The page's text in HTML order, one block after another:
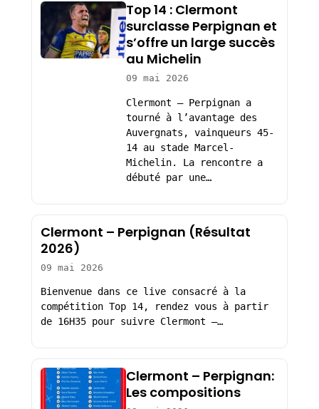
Top 14 : Clermont
surclasse Perpignan et
s’offre un large succès
au Michelin
09 mai 2026
Clermont – Perpignan a
tourné à l’avantage des
Auvergnats, vainqueurs 45-
14 au stade Marcel-
Michelin. La rencontre a
débuté par une…
Clermont – Perpignan (Résultat
2026)
09 mai 2026
Bienvenue dans ce live consacré à la
compétition Top 14, rendez vous à partir
de 16H35 pour suivre Clermont –…
Clermont – Perpignan:
Les compositions